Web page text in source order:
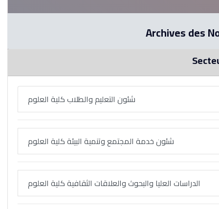
Archives des
شئون التعليم والطلاب كلية العلوم
شئون خدمة المجتمع وتنمية البيئة كلية العلوم
الدراسات العليا والبحوث والعلاقات الثقافية كلية العلوم